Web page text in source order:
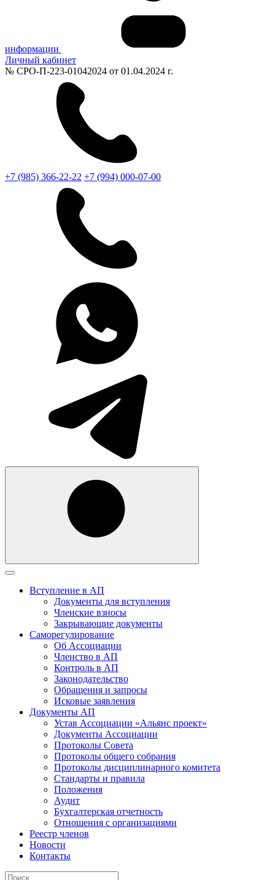
информации
Личный кабинет
№ СРО-П-223-01042024 от 01.04.2024 г.
+7 (985) 366-22-22 +7 (994) 000-07-00
Вступление в АП
Документы для вступления
Членские взносы
Закрывающие документы
Саморегулирование
Об Ассоциации
Членство в АП
Контроль в АП
Законодательство
Обращения и запросы
Исковые заявления
Документы АП
Устав Ассоциации «Альянс проект»
Документы Ассоциации
Протоколы Совета
Протоколы общего собрания
Протоколы дисциплинарного комитета
Стандарты и правила
Положения
Аудит
Бухгалтерская отчетность
Отношения с организациями
Реестр членов
Новости
Контакты